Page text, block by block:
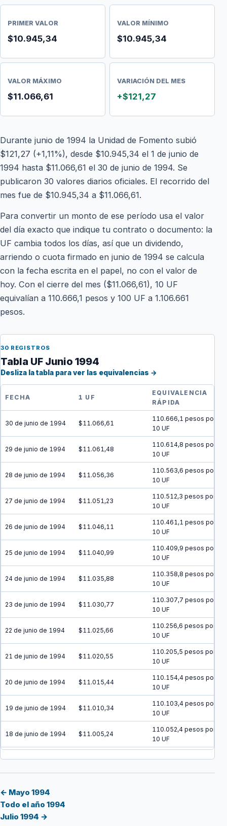
PRIMER VALOR
$10.945,34
VALOR MÍNIMO
$10.945,34
VALOR MÁXIMO
$11.066,61
VARIACIÓN DEL MES
+$121,27
Durante junio de 1994 la Unidad de Fomento subió
$121,27 (+1,11%), desde $10.945,34 el 1 de junio de
1994 hasta $11.066,61 el 30 de junio de 1994. Se
publicaron 30 valores diarios oficiales. El recorrido del
mes fue de $10.945,34 a $11.066,61.
Para convertir un monto de ese período usa el valor
del día exacto que indique tu contrato o documento: la
UF cambia todos los días, así que un dividendo,
arriendo o cuota firmado en junio de 1994 se calcula
con la fecha escrita en el papel, no con el valor de
hoy. Con el cierre del mes ($11.066,61), 10 UF
equivalían a 110.666,1 pesos y 100 UF a 1.106.661
pesos.
30 REGISTROS
Tabla UF Junio 1994
Desliza la tabla para ver las equivalencias →
FECHA 1 UF
EQUIVALENCIA
RÁPIDA
30 de junio de 1994 $11.066,61
110.666,1 pesos por
10 UF
29 de junio de 1994 $11.061,48
110.614,8 pesos por
10 UF
28 de junio de 1994 $11.056,36
110.563,6 pesos por
10 UF
27 de junio de 1994 $11.051,23
110.512,3 pesos por
10 UF
26 de junio de 1994 $11.046,11
110.461,1 pesos por
10 UF
25 de junio de 1994 $11.040,99
110.409,9 pesos por
10 UF
24 de junio de 1994 $11.035,88
110.358,8 pesos por
10 UF
23 de junio de 1994 $11.030,77
110.307,7 pesos por
10 UF
22 de junio de 1994 $11.025,66
110.256,6 pesos por
10 UF
21 de junio de 1994 $11.020,55
110.205,5 pesos por
10 UF
20 de junio de 1994 $11.015,44
110.154,4 pesos por
10 UF
19 de junio de 1994 $11.010,34
110.103,4 pesos por
10 UF
18 de junio de 1994 $11.005,24
110.052,4 pesos por
10 UF
17 de junio de 1994 $11.000,14
15 de junio de 1994
← Mayo 1994
Todo el año 1994
Julio 1994 →